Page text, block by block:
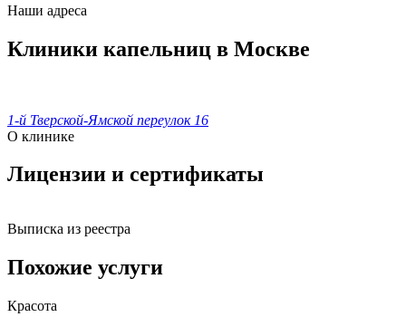
Наши адреса
Клиники капельниц в Москве
1-й Тверской-Ямской переулок 16
О клинике
Лицензии и сертификаты
Выписка из реестра
Похожие услуги
Красота